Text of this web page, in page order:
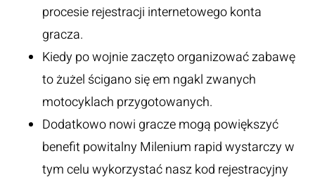
procesie rejestracji internetowego konta
gracza.
Kiedy po wojnie zaczęto organizować zabawę
to żużel ścigano się em ngakl zwanych
motocyklach przygotowanych.
Dodatkowo nowi gracze mogą powiększyć
benefit powitalny Milenium rapid wystarczy w
tym celu wykorzystać nasz kod rejestracyjny